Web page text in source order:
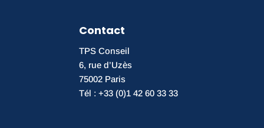
Contact
TPS Conseil
6, rue d’Uzès
75002 Paris
Tél : +33 (0)1 42 60 33 33